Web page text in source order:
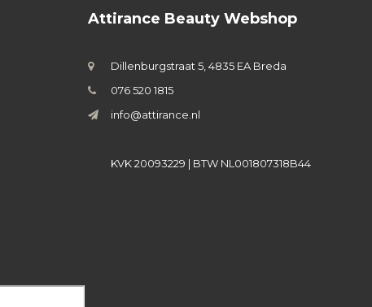
Attirance Beauty Webshop
Dillenburgstraat 5, 4835 EA Breda
076 520 1815
info@attirance.nl
KVK 20093229 | BTW NL001807318B44